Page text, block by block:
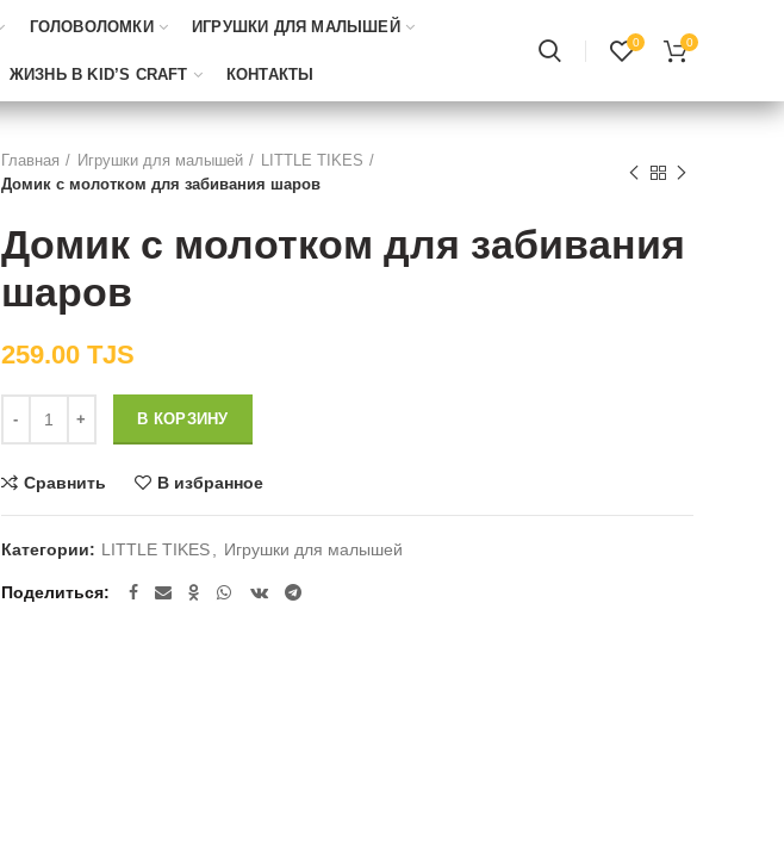
ГОЛОВОЛОМКИ ИГРУШКИ ДЛЯ МАЛЫШЕЙ
ЖИЗНЬ В KID’S CRAFT КОНТАКТЫ
0 0
Главная Игрушки для малышей
LITTLE TIKES
Домик с молотком для забивания шаров
Домик с молотком для забивания
шаров
259.00 TJS
В КОРЗИНУ
Сравнить В избранное
Категории: LITTLE TIKES Игрушки для малышей
Поделиться